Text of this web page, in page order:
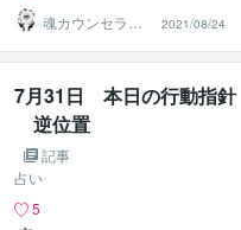
魂カウンセラー
✨ あきほ（aki
ho）
2021/08/24
7月31日 本日の行動指
逆位置
記事
占い
5